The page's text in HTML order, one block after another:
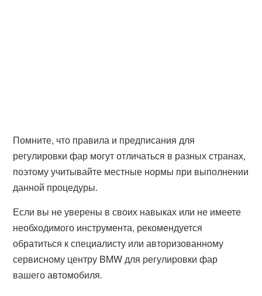
Помните, что правила и предписания для
регулировки фар могут отличаться в разных странах,
поэтому учитывайте местные нормы при выполнении
данной процедуры.
Если вы не уверены в своих навыках или не имеете
необходимого инструмента, рекомендуется
обратиться к специалисту или авторизованному
сервисному центру BMW для регулировки фар
вашего автомобиля.